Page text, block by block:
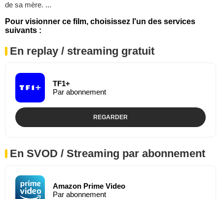
de sa mère. ...
Pour visionner ce film, choisissez l'un des services
suivants :
En replay / streaming gratuit
TF1+
Par abonnement
REGARDER
En SVOD / Streaming par abonnement
Amazon Prime Video
Par abonnement